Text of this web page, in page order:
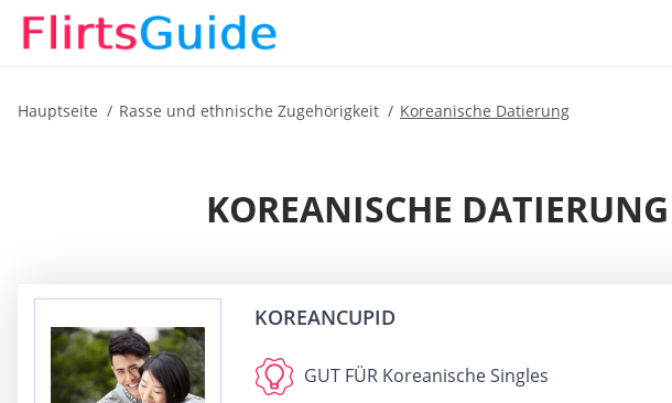
Hauptseite Rasse und ethnische Zugehörigkeit Koreanische Datierung
KOREANISCHE
KOREANCUPID
GUT FÜR Koreanische Singles